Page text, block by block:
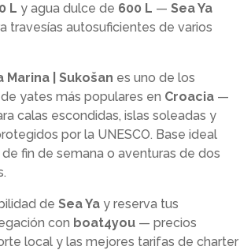
L y agua dulce de 600 L — Sea Ya
travesías autosuficientes de varios
Marina | Sukošan es uno de los
yates más populares en Croacia —
calas escondidas, islas soleadas y
por la UNESCO. Base ideal
fin de semana o aventuras de dos
de Sea Ya y reserva tus
con boat4you — precios
local y las mejores tarifas de charter